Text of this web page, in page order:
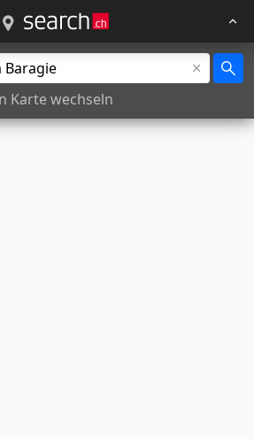
Karte wechseln